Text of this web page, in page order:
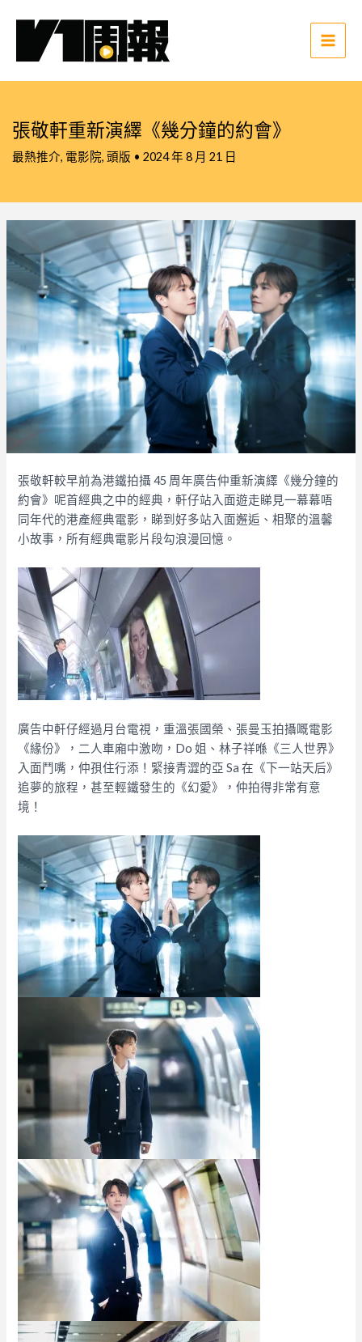
Main
張敬軒重新演繹《幾分鐘的約會》
最熱推介, 電影院, 頭版 • 2024 年 8 月 21 日
張敬軒較早前為港鐵拍攝 45 周年廣告仲重新演繹《幾分鐘的
約會》呢首經典之中的經典，軒仔站入面遊走睇見一幕幕唔
同年代的港產經典電影，睇到好多站入面邂逅、相聚的溫馨
小故事，所有經典電影片段勾浪漫回憶。
廣告中軒仔經過月台電視，重溫張國榮、張曼玉拍攝嘅電影
《緣份》，二人車廂中激吻，Do 姐、林子祥喺《三人世界》
入面鬥嘴，仲孭住行添！緊接青澀的亞 Sa在《下一站天后》
追夢的旅程，甚至輕鐵發生的《幻愛》，仲拍得非常有意
境！